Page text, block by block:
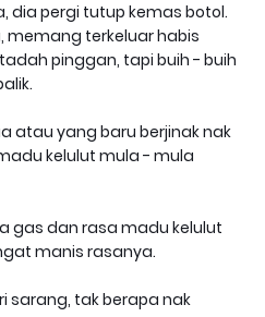
dia pergi tutup kemas botol.
memang terkeluar habis
pinggan, tapi buih - buih
atau yang baru berjinak nak
kelulut mula - mula
gas dan rasa madu kelulut
manis rasanya.
sarang, tak berapa nak